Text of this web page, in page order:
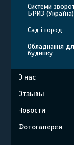
Системи
БРИЗ (Україна)
Сад і город
Обладнання
будинку
О нас
Отзывы
Новости
Фотогалерея